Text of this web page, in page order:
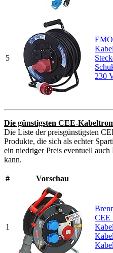
5
230
Die günstigsten CEE-
Die Liste der preisgünstigsten
Produkte, die sich als echter
ein niedriger Preis eventuell
kann.
# Vorschau
1
CEE